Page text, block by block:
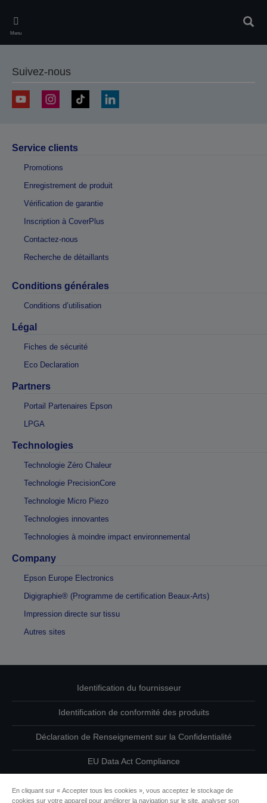
main
content
Menu
Suivez-nous
Service clients
Promotions
Enregistrement de produit
Vérification de garantie
Inscription à CoverPlus
Contactez-nous
Recherche de détaillants
Conditions générales
Conditions d’utilisation
Légal
Fiches de sécurité
Eco Declaration
Partners
Portail Partenaires Epson
LPGA
Technologies
Technologie Zéro Chaleur
Technologie PrecisionCore
Technologie Micro Piezo
Technologies innovantes
Technologies à moindre impact environnemental
Company
Epson Europe Electronics
Digigraphie® (Programme de certification Beaux-Arts)
Impression directe sur tissu
Autres sites
Identification du fournisseur
Identification de conformité des produits
Déclaration de Renseignement sur la Confidentialité
EU Data Act Compliance
En cliquant sur « Accepter tous les cookies », vous acceptez le stockage de
cookies sur votre appareil pour améliorer la navigation sur le site, analyser son